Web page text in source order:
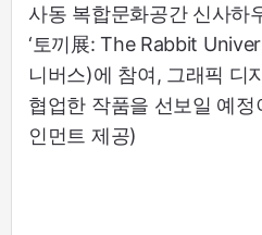
사동 복합문화공간 신사하
‘토끼展: The Rabbit
니버스)에 참여, 그래픽 디
협업한 작품을 선보일 예
인먼트 제공)